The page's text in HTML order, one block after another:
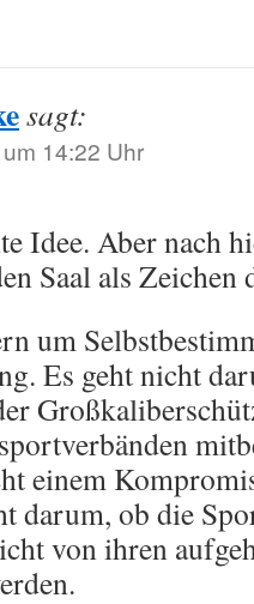
sagt:
14:22 Uhr
Idee. Aber nach
Saal als Zeichen
um
Es geht nicht
einem
darum, ob die
von ihren